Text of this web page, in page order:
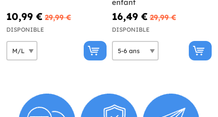
10,99 € 29,99 €
DISPONIBLE
enfant
16,49 € 29,99 €
DISPONIBLE